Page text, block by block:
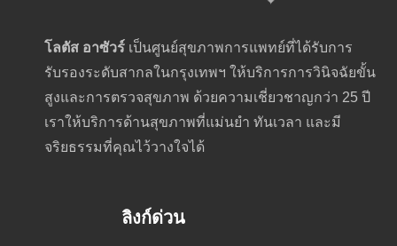
โลตัส อาซัวร์ เป็นศูนย์สุขภาพการแพทย์ที่ได้รับการ
รับรองระดับสากลในกรุงเทพฯ ให้บริการการวินิจฉัยขั้น
สูงและการตรวจสุขภาพ ด้วยความเชี่ยวชาญกว่า 25 ปี
เราให้บริการด้านสุขภาพที่แม่นยำ ทันเวลา และมี
จริยธรรมที่คุณไว้วางใจได้
ลิงก์ด่วน